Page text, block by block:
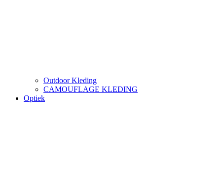
Outdoor Kleding
CAMOUFLAGE KLEDING
Optiek